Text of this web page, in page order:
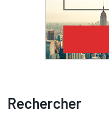
Rechercher